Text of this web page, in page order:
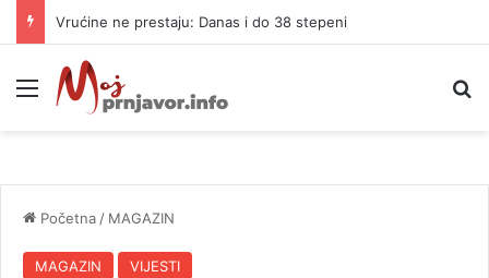
Meni
Početna / MAGAZIN
MAGAZIN VIJESTI